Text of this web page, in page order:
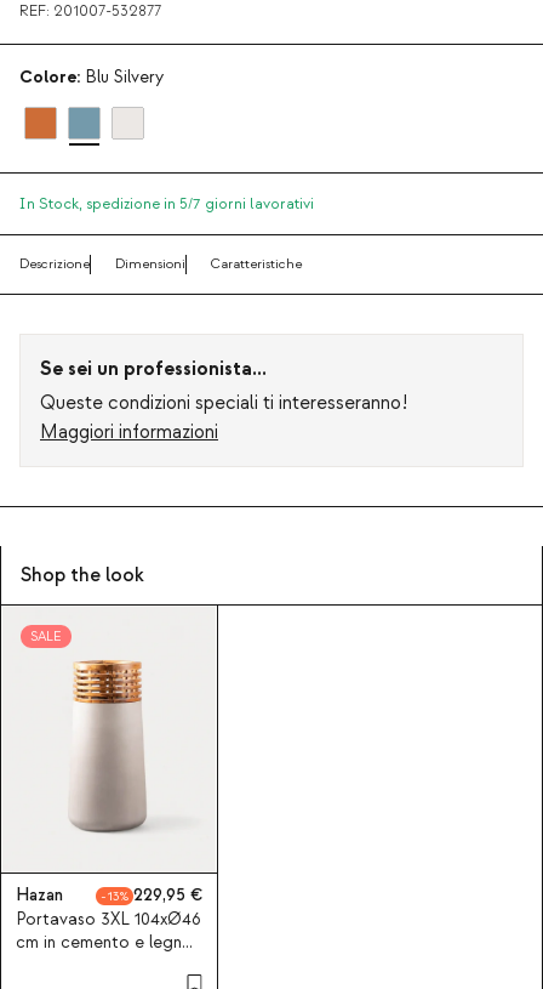
REF: 201007-532877
Colore: Blu Silvery
In Stock, spedizione in 5/7 giorni lavorativi
Descrizione Dimensioni Caratteristiche
Se sei un professionista...
Queste condizioni speciali ti interesseranno!
Maggiori informazioni
Shop the look
SALE
Hazan 13
229,95
Portavaso 3XL 104xØ46
cm in cemento e legno